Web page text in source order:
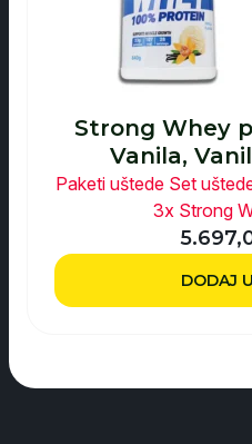
Strong Whey
Vanila,
Paketi uštede Set
3x Strong
DODAJ